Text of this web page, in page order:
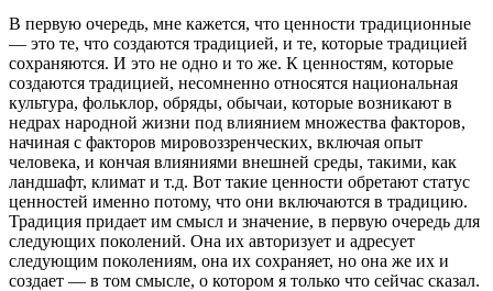
В первую очередь, мне кажется, что ценности традиционные
— это те, что создаются традицией, и те, которые традицией
сохраняются. И это не одно и то же. К ценностям, которые
создаются традицией, несомненно относятся национальная
культура, фольклор, обряды, обычаи, которые возникают в
недрах народной жизни под влиянием множества факторов,
начиная с факторов мировоззренческих, включая опыт
человека, и кончая влияниями внешней среды, такими, как
ландшафт, климат и т.д. Вот такие ценности обретают статус
ценностей именно потому, что они включаются в традицию.
Традиция придает им смысл и значение, в первую очередь для
следующих поколений. Она их авторизует и адресует
следующим поколениям, она их сохраняет, но она же их и
создает — в том смысле, о котором я только что сейчас сказал.